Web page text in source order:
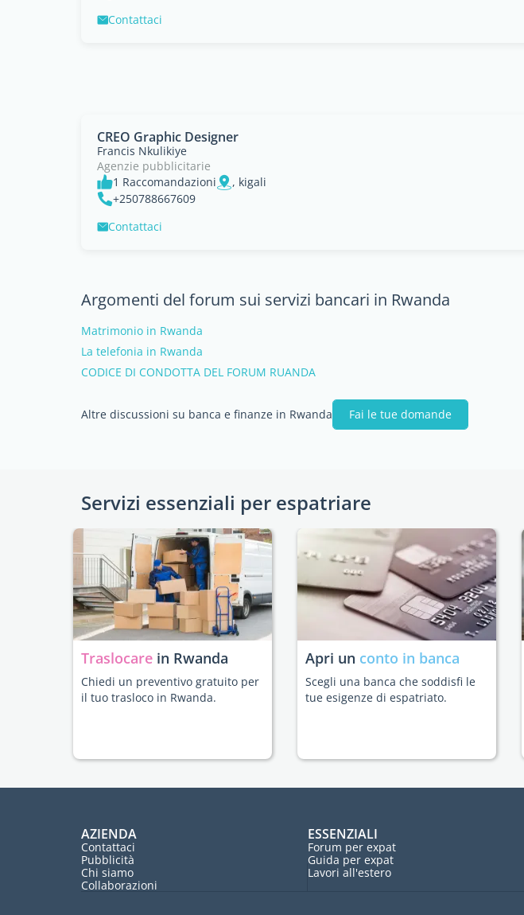
Contattaci
CREO Graphic Designer
Francis Nkulikiye
Agenzie pubblicitarie
1 Raccomandazioni
, kigali
+250788667609
Contattaci
Argomenti del forum sui servizi bancari in Rwanda
Matrimonio in Rwanda
La telefonia in Rwanda
CODICE DI CONDOTTA DEL FORUM RUANDA
Altre discussioni su banca e finanze in Rwanda Fai le tue domande
Servizi essenziali per espatriare
Traslocare in Rwanda
Chiedi un preventivo gratuito per
il tuo trasloco in Rwanda.
Apri un conto in banca
Scegli una banca che soddisfi le
tue esigenze di espatriato.
AZIENDA
Contattaci
Pubblicità
Chi siamo
Collaborazioni
ESSENZIALI
Forum per expat
Guida per expat
Lavori all'estero